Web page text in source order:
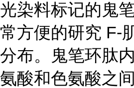
光染料标记的鬼
常方便的研究 F-
分布。鬼笔环肽
氨酸和色氨酸之